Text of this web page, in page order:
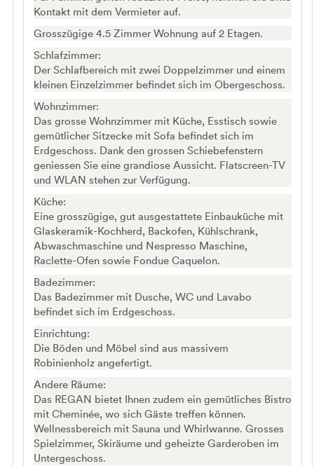
Kontakt mit dem Vermieter auf.
Grosszügige 4.5 Zimmer Wohnung auf 2 Etagen.
Schlafzimmer:
Der Schlafbereich mit zwei Doppelzimmer und einem
kleinen Einzelzimmer befindet sich im Obergeschoss.
Wohnzimmer:
Das grosse Wohnzimmer mit Küche, Esstisch sowie
gemütlicher Sitzecke mit Sofa befindet sich im
Erdgeschoss. Dank den grossen Schiebefenstern
geniessen Sie eine grandiose Aussicht. Flatscreen-TV
und WLAN stehen zur Verfügung.
Küche:
Eine grosszügige, gut ausgestattete Einbauküche mit
Glaskeramik-Kochherd, Backofen, Kühlschrank,
Abwaschmaschine und Nespresso Maschine,
Raclette-Ofen sowie Fondue Caquelon.
Badezimmer:
Das Badezimmer mit Dusche, WC und Lavabo
befindet sich im Erdgeschoss.
Einrichtung:
Die Böden und Möbel sind aus massivem
Robinienholz angefertigt.
Andere Räume:
Das REGAN bietet Ihnen zudem ein gemütliches Bistro
mit Cheminée, wo sich Gäste treffen können.
Wellnessbereich mit Sauna und Whirlwanne. Grosses
Spielzimmer, Skiräume und geheizte Garderoben im
Untergeschoss.